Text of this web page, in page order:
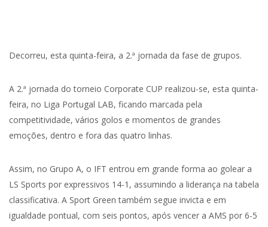
Decorreu, esta quinta-feira, a 2.ª jornada da fase de grupos.
A 2.ª jornada do torneio Corporate CUP realizou-se, esta quinta-
feira, no Liga Portugal LAB, ficando marcada pela
competitividade, vários golos e momentos de grandes
emoções, dentro e fora das quatro linhas.
Assim, no Grupo A, o IFT entrou em grande forma ao golear a
LS Sports por expressivos 14-1, assumindo a liderança na tabela
classificativa. A Sport Green também segue invicta e em
igualdade pontual, com seis pontos, após vencer a AMS por 6-5